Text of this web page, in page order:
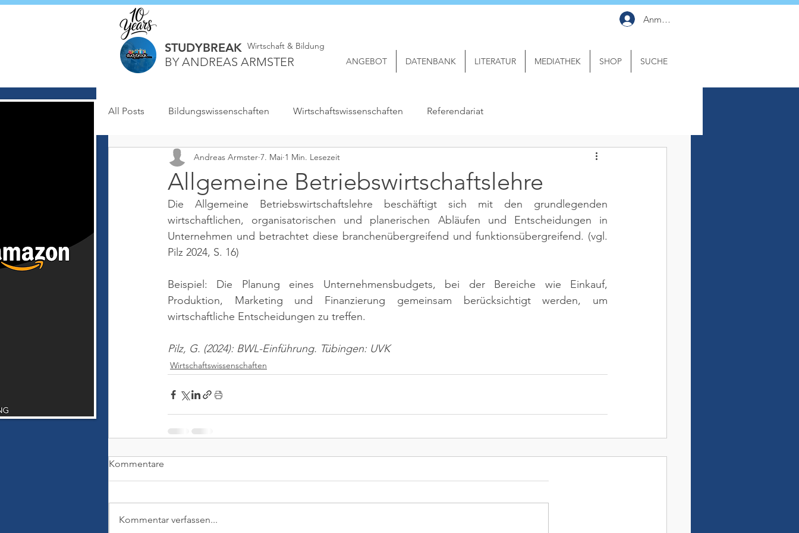
STUDYBREAK
BY ANDREAS ARMSTER
Wirtschaft & Bildung
Anmelden
ANGEBOT DATENBANK LITERATUR MEDIATHEK SHOP SUCHE
All Posts Bildungswissenschaften Wirtschaftswissenschaften Referendariat
Allgemeine Betriebswirtschaftslehre
Andreas Armster 7. Mai 1 Min. Lesezeit
Die Allgemeine Betriebswirtschaftslehre beschäftigt sich mit den grundlegenden
wirtschaftlichen, organisatorischen und planerischen Abläufen und Entscheidungen in
Unternehmen und betrachtet diese branchenübergreifend und funktionsübergreifend. (vgl.
Pilz 2024, S. 16)
Beispiel: Die Planung eines Unternehmensbudgets, bei der Bereiche wie Einkauf,
Produktion, Marketing und Finanzierung gemeinsam berücksichtigt werden, um
wirtschaftliche Entscheidungen zu treffen.
Pilz, G. (2024): BWL-Einführung. Tübingen: UVK
Wirtschaftswissenschaften
Kommentare
Kommentar verfassen...